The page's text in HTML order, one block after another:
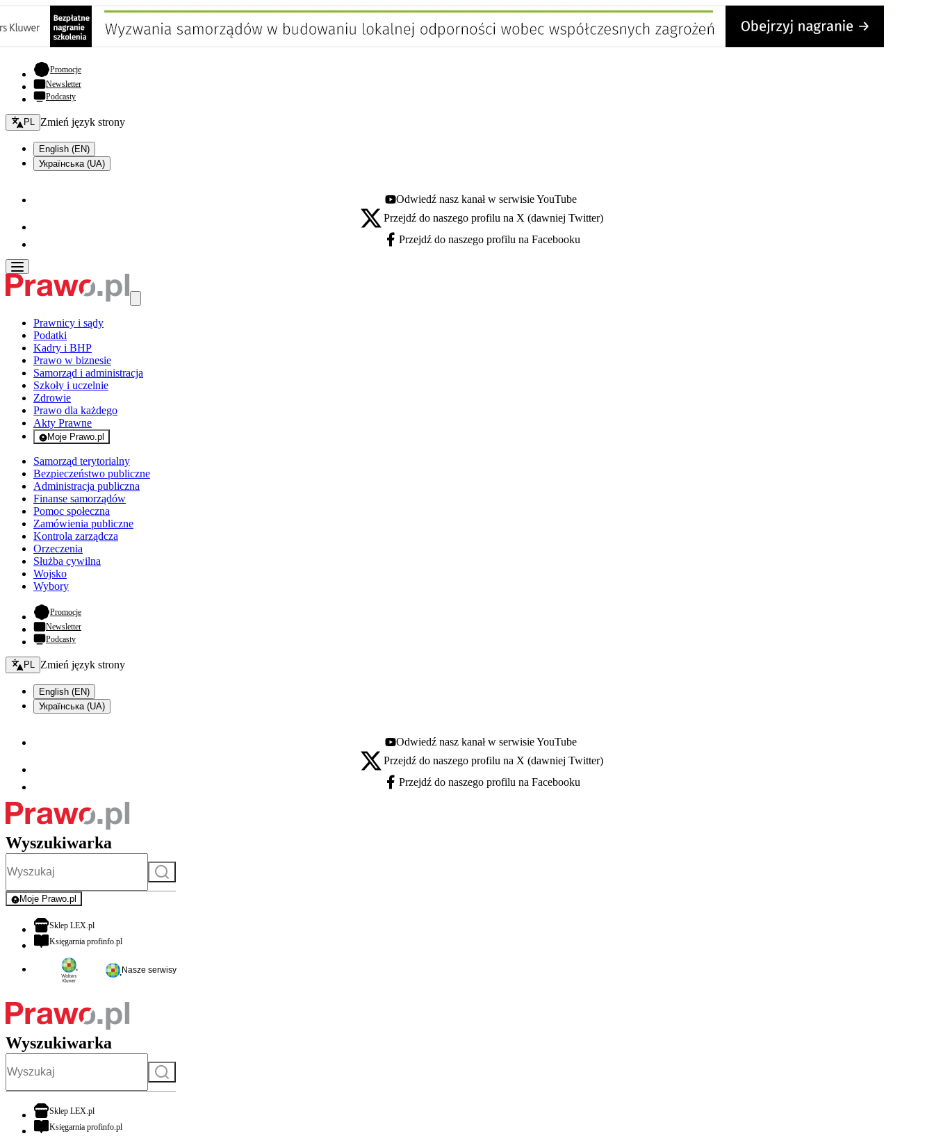
Promocje- otwiera się w nowej karcie
Newsletter
Podcasty
Zmień język - bieżący:
PL Zmień język strony
English (EN)
Українська (UA)
Youtube - otwiera się w nowej karcie
Odwiedź nasz kanał w serwisie YouTube
X - otwiera się w nowej karcie
Przejdź do naszego profilu na X (dawniej Twitter)
Facebook - otwiera się w nowej karcie
Przejdź do naszego profilu na Facebooku
Prawnicy i sądy
Podatki
Kadry i BHP
Prawo w biznesie
Samorząd i administracja
Szkoły i uczelnie
Zdrowie
Prawo dla każdego
Akty Prawne
Moje Prawo.pl
- rejestracja i logowanie do serwisu
Samorząd terytorialny
Bezpieczeństwo publiczne
Administracja publiczna
Finanse samorządów
Pomoc społeczna
Zamówienia publiczne
Kontrola zarządcza
Orzeczenia
Służba cywilna
Wojsko
Wybory
Promocje- otwiera się w nowej karcie
Newsletter
Podcasty
Zmień język - bieżący:
PL Zmień język strony
English (EN)
Українська (UA)
Youtube - otwiera się w nowej karcie
Odwiedź nasz kanał w serwisie YouTube
X - otwiera się w nowej karcie
Przejdź do naszego profilu na X (dawniej Twitter)
Facebook - otwiera się w nowej karcie
Przejdź do naszego profilu na Facebooku
Wyszukiwarka
Szukaj
Moje Prawo.pl
- rejestracja i logowanie do serwisu
Sklep LEX.plotwiera się w nowej karcie
Księgarnia profinfo.plotwiera się w nowej karcie
Nasze serwisy
Wyszukiwarka
Szukaj
Sklep LEX.plotwiera się w nowej karcie
Księgarnia profinfo.plotwiera się w nowej karcie